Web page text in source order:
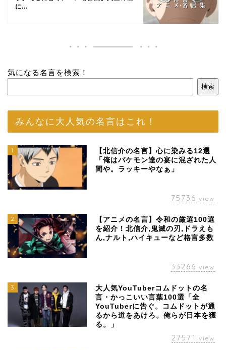
に...
気になる名言を検索！
検索
みんなに大人気の名言はこれ！
1
【北信介の名言】心に染みる12選
「俺はバケモン達の宴に混ざれた人
間や。ラッキーやなぁ」
75736 view
2
【アニメの名言】令和の厳選100選
を紹介！北信介,鬼滅の刃,ドラえも
ん,ナルト,ハイキューなど格言多数
33266 view
3
大人気YouTuberコムドットの名
言・かっこいい言葉100選「全
YouTuberに告ぐ。コムドットが通
るから道をあけろ。俺らが日本を獲
る。」
27571 view